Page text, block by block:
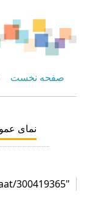
صفحه نخست
نمای
"http://vocab.getty.edu/aat/300419365"